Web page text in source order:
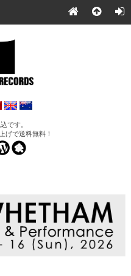
です。
げで送料無料！